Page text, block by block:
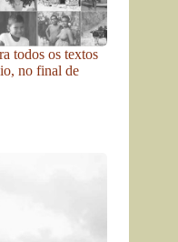
todos os textos
no final de